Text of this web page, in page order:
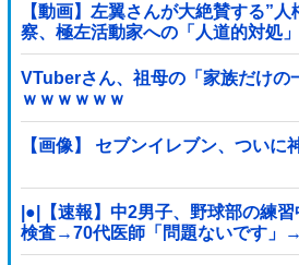
【動画】左翼さんが大絶賛する”
察、極左活動家への「人道的対処
トで話題に → ｗｗｗｗｗｗｗｗ
VTuberさん、祖母の「家族だけの
ｗｗｗｗｗｗ
【画像】 セブンイレブン、ついに
|●|【速報】中2男子、野球部の練
検査→70代医師「問題ないです」
CT画像みてました」